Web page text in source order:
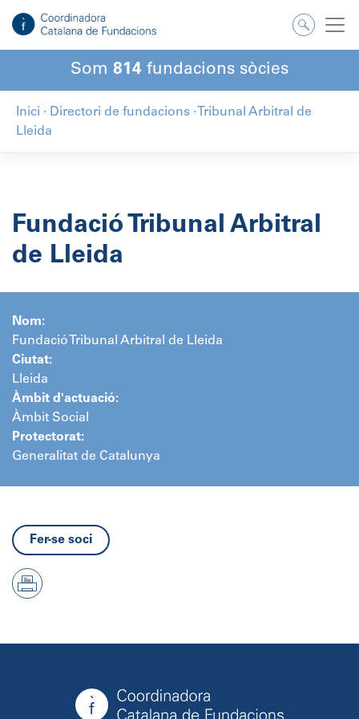
contingut
Som 814 fundacions sòcies
Inici · Directori de fundacions ·
Tribunal Arbitral de
Lleida
Fundació Tribunal Arbitral
de Lleida
Nom:
Fundació Tribunal Arbitral de Lleida
Ciutat:
Lleida
Àmbit d'actuació:
Àmbit Social
Protectorat:
Generalitat de Catalunya
Fer-se soci